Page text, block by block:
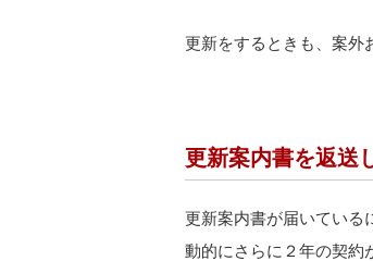
更新をするときも、案外
更新案内書を返送
更新案内書が届いている
動的にさらに２年の契約